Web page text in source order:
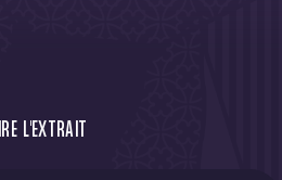
L'EXTRAIT